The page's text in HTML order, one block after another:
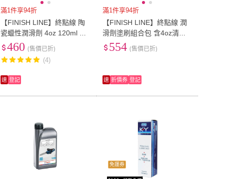
滿1件享94折
【FINISH LINE】終點線 陶
瓷蠟性潤滑劑 4oz 120ml 滴
射頭(鏈條清潔/油品/單車清
潔/自行車/單車潤滑)
460 (售價已折)
(4)
速 登記
滿1件享94折
【FINISH LINE】終點線 潤
滑劑塗刷組合包 含4oz清潔
潤滑劑及塗刷(鏈條清潔/單車
清潔/自行車/單車潤滑)
554 (售價已折)
速 折價券 登記
免運券